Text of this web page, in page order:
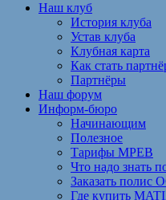
Наш клуб
История клуба
Устав клуба
Клубная карта
Как стать
Партнёры
Наш форум
Информ-бюро
Начинающим
Полезное
Тарифы МРЕВ
Что надо знать
Заказать полис
Где купить